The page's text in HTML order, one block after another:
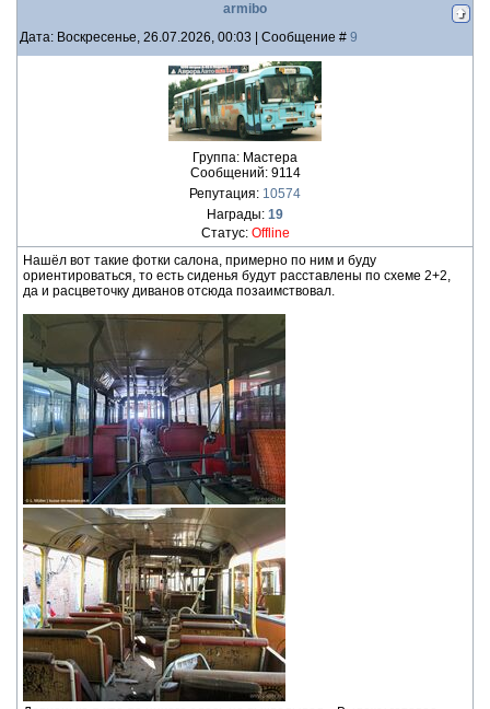
armibo
Дата: Воскресенье, 26.07.2026, 00:03 | Сообщение # 9
Группа: Мастера
Сообщений: 9114
Репутация: 10574
Награды: 19
Статус: Offline
Нашёл вот такие фотки салона, примерно по ним и буду
ориентироваться, то есть сиденья будут расставлены по схеме 2+2,
да и расцветочку диванов отсюда позаимствовал.